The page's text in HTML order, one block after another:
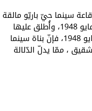
سينما حيّ باريّو مالقة
Barrio Málaga التي بناها أحد رجال الأعمال المغاربة اليهود التطوانيين يوم 22 مايو 1948، وأُطلق عليها
اسم فيكتوريتا “Victoria” بمعنى (النّصر) تخليداً لذكرى تأسيس إسرائيل في 14 مايو 1948، فإنّ بناة سينما
الشقيق ، ممّا يدلّ الدّلالة